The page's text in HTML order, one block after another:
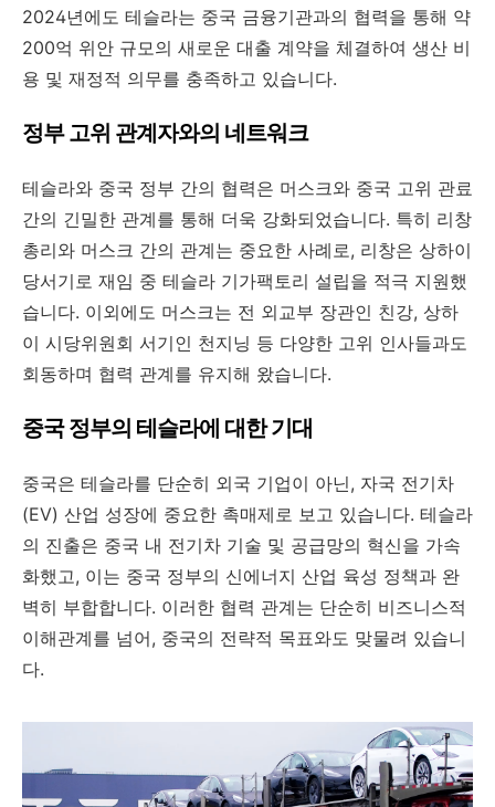
2024년에도 테슬라는 중국 금융기관과의 협력을 통해 약
200억 위안 규모의 새로운 대출 계약을 체결하여 생산 비
용 및 재정적 의무를 충족하고 있습니다.
정부 고위 관계자와의 네트워크
테슬라와 중국 정부 간의 협력은 머스크와 중국 고위 관료
간의 긴밀한 관계를 통해 더욱 강화되었습니다. 특히 리창
총리와 머스크 간의 관계는 중요한 사례로, 리창은 상하이
당서기로 재임 중 테슬라 기가팩토리 설립을 적극 지원했
습니다. 이외에도 머스크는 전 외교부 장관인 친강, 상하
이 시당위원회 서기인 천지닝 등 다양한 고위 인사들과도
회동하며 협력 관계를 유지해 왔습니다.
중국 정부의 테슬라에 대한 기대
중국은 테슬라를 단순히 외국 기업이 아닌, 자국 전기차
(EV) 산업 성장에 중요한 촉매제로 보고 있습니다. 테슬라
의 진출은 중국 내 전기차 기술 및 공급망의 혁신을 가속
화했고, 이는 중국 정부의 신에너지 산업 육성 정책과 완
벽히 부합합니다. 이러한 협력 관계는 단순히 비즈니스적
이해관계를 넘어, 중국의 전략적 목표와도 맞물려 있습니
다.